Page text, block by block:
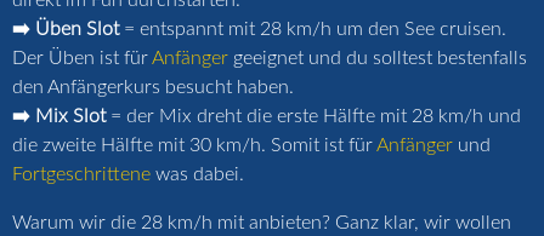
➡️ Üben Slot= entspannt mit 28 km/h um den See cruisen.
Der Üben ist fürAnfänger geeignet und du solltest bestenfalls
den Anfängerkurs besucht haben.
➡️ Mix Slot= der Mix dreht die erste Hälfte mit 28 km/h und
die zweite Hälfte mit 30 km/h. Somit ist fürAnfänger und
Fortgeschrittene was dabei.
Warum wir die 28 km/h mit anbieten? Ganz klar, wir wollen